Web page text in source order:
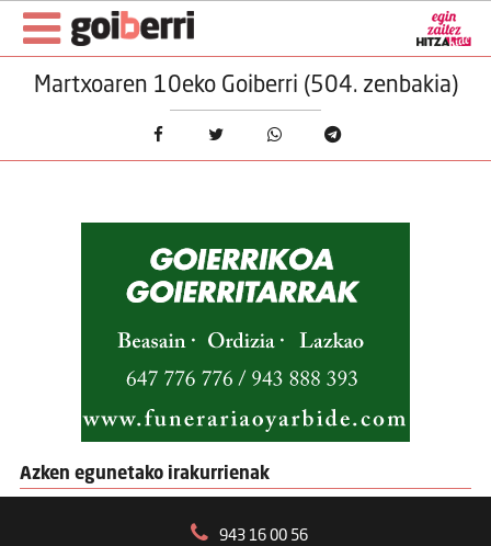
Martxoaren 10eko Goiberri (504. zenbakia)
Azken egunetako irakurrienak
943 16 00 56